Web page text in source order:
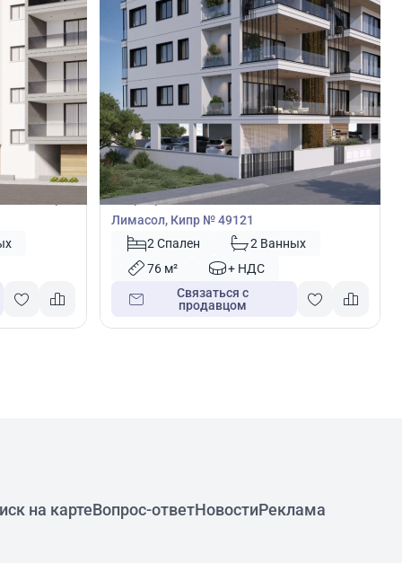
€275 000
Квартира
Квартира с 2 спальнями в Лимассол,
Лимасол, Кипр № 49121
2 Спален
2 Ванных
76 м²
+ НДС
Связаться с
продавцом
на картеВопрос-ответНовостиРеклама